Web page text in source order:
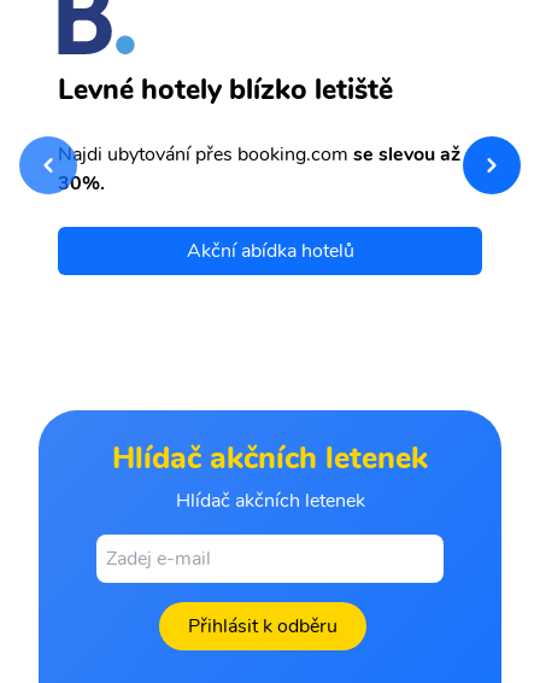
Levné hotely blízko letiště
Najdi ubytování přes booking.com se slevou až
30%.
Akční abídka hotelů
Hlídač akčních letenek
Hlídač akčních letenek
Přihlásit k odběru